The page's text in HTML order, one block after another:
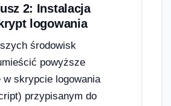
2: Instalacja
logowania
środowisk
powyższe
w skrypcie logowania
przypisanym do